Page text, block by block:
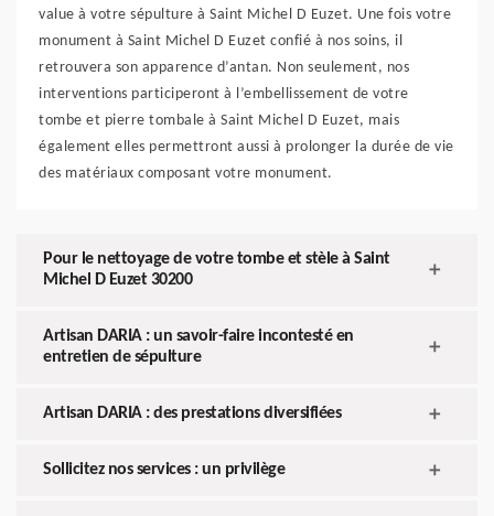
value à votre sépulture à Saint Michel D Euzet. Une fois votre
monument à Saint Michel D Euzet confié à nos soins, il
retrouvera son apparence d’antan. Non seulement, nos
interventions participeront à l’embellissement de votre
tombe et pierre tombale à Saint Michel D Euzet, mais
également elles permettront aussi à prolonger la durée de vie
des matériaux composant votre monument.
Pour le nettoyage de votre tombe et stèle à Saint
Michel D Euzet 30200
Artisan DARIA : un savoir-faire incontesté en
entretien de sépulture
Artisan DARIA : des prestations diversifiées
Sollicitez nos services : un privilège